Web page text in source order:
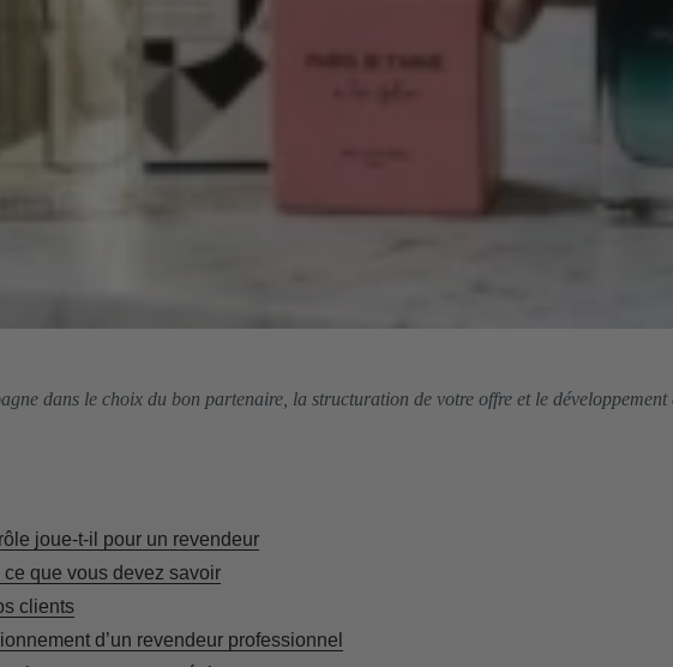
dans le choix du bon partenaire, la structuration de votre offre et le
joue-t-il pour un revendeur
ce que vous devez savoir
clients
d’un revendeur professionnel